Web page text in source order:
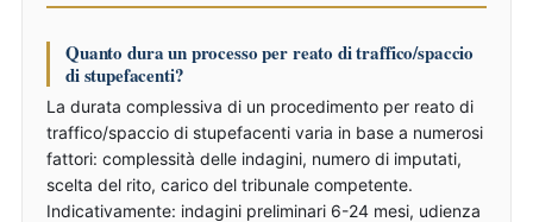
Quanto dura un processo per reato di traffico/spaccio
di stupefacenti?
La durata complessiva di un procedimento per reato di
traffico/spaccio di stupefacenti varia in base a numerosi
fattori: complessità delle indagini, numero di imputati,
scelta del rito, carico del tribunale competente.
Indicativamente: indagini preliminari 6-24 mesi, udienza